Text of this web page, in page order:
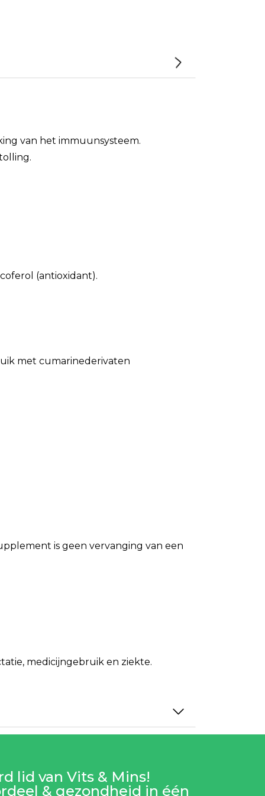
van het immuunsysteem.
(antioxidant).
met cumarinederivaten
is geen vervanging van een
medicijngebruik en ziekte.
lid van Vits & Mins!
& gezondheid in één